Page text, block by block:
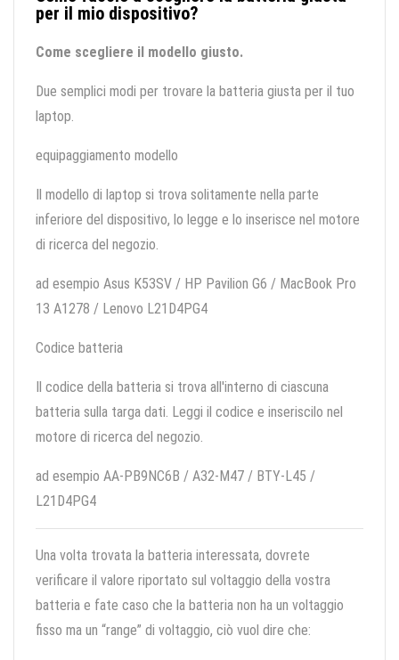
per il mio dispositivo?
Come scegliere il modello giusto.
Due semplici modi per trovare la batteria giusta per il tuo
laptop.
equipaggiamento modello
Il modello di laptop si trova solitamente nella parte
inferiore del dispositivo, lo legge e lo inserisce nel motore
di ricerca del negozio.
ad esempio Asus K53SV / HP Pavilion G6 / MacBook Pro
13 A1278 / Lenovo L21D4PG4
Codice batteria
Il codice della batteria si trova all'interno di ciascuna
batteria sulla targa dati. Leggi il codice e inseriscilo nel
motore di ricerca del negozio.
ad esempio AA-PB9NC6B / A32-M47 / BTY-L45 /
L21D4PG4
Una volta trovata la batteria interessata, dovrete
verificare il valore riportato sul voltaggio della vostra
batteria e fate caso che la batteria non ha un voltaggio
fisso ma un “range” di voltaggio, ciò vuol dire che: